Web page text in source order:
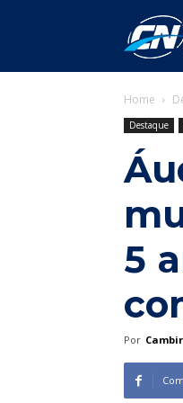
Home
Destaque
5
Por